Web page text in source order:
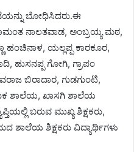
ಬೋಧಿಸಿದರು.ಈ
ನಾಲತವಾಡ, ಅಂಬ್ರಯ್ಯ ಮಠ,
ಹಂಚಿನಾಳ, ಯಲ್ಲಪ್ಪ ಕಾರಕೂರ,
ಹುಸನಪ್ಪ ಗೋಗಿ, ಗ್ರಾಪಂ
ಬಿರಾದಾರ, ಗುಡಗುಂಟಿ,
ಶಾಲೆಯ, ಖಾಸಗಿ ಶಾಲೆಯ
ಬರುವ ಮುಖ್ಯ ಶಿಕ್ಷಕರು,
ಶಾಲೆಯ ಶಿಕ್ಷಕರು ವಿದ್ಯಾರ್ಥಿಗಳು